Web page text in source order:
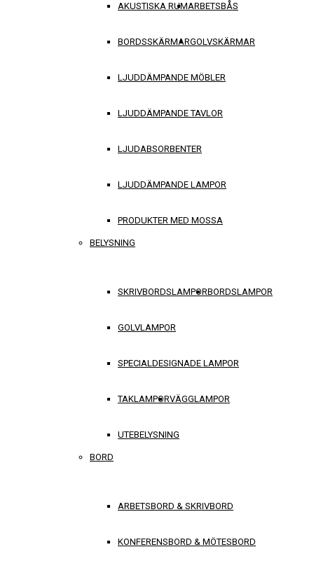
AKUSTISKA RUMARBETSBÅS
BORDSSKÄRMARGOLVSKÄRMAR
LJUDDÄMPANDE MÖBLER
LJUDDÄMPANDE TAVLOR
LJUDABSORBENTER
LJUDDÄMPANDE LAMPOR
PRODUKTER MED MOSSA
BELYSNING
SKRIVBORDSLAMPORBORDSLAMPOR
GOLVLAMPOR
SPECIALDESIGNADE LAMPOR
TAKLAMPORVÄGGLAMPOR
UTEBELYSNING
BORD
ARBETSBORD & SKRIVBORD
KONFERENSBORD & MÖTESBORD